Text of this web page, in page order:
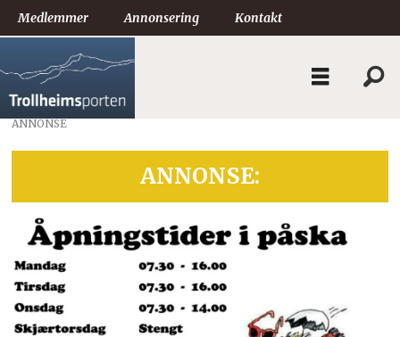
Medlemmer Annonsering Kontakt
ANNONSE
ANNONSE: